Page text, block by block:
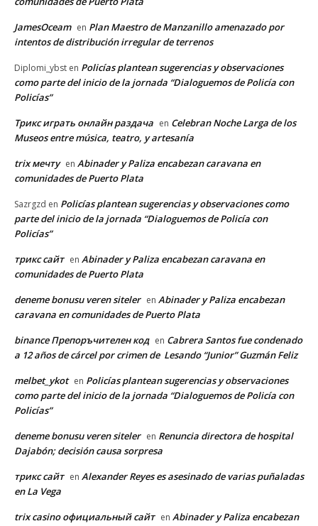
JamesOceam en Plan Maestro de Manzanillo amenazado por
intentos de distribución irregular de terrenos
Diplomi_ybst en Policías plantean sugerencias y observaciones
como parte del inicio de la jornada “Dialoguemos de Policía con
Policías”
Трикс играть онлайн раздача en Celebran Noche Larga de los
Museos entre música, teatro, y artesanía
trix мечту en Abinader y Paliza encabezan caravana en
comunidades de Puerto Plata
Sazrgzd en Policías plantean sugerencias y observaciones como
parte del inicio de la jornada “Dialoguemos de Policía con
Policías”
трикс сайт en Abinader y Paliza encabezan caravana en
comunidades de Puerto Plata
deneme bonusu veren siteler en Abinader y Paliza encabezan
caravana en comunidades de Puerto Plata
binance Препоръчителен код en Cabrera Santos fue condenado
a 12 años de cárcel por crimen de Lesando “Junior” Guzmán Feliz
melbet_ykot en Policías plantean sugerencias y observaciones
como parte del inicio de la jornada “Dialoguemos de Policía con
Policías”
deneme bonusu veren siteler en Renuncia directora de hospital
Dajabón; decisión causa sorpresa
трикс сайт en Alexander Reyes es asesinado de varias puñaladas
en La Vega
trix casino официальный сайт en Abinader y Paliza encabezan